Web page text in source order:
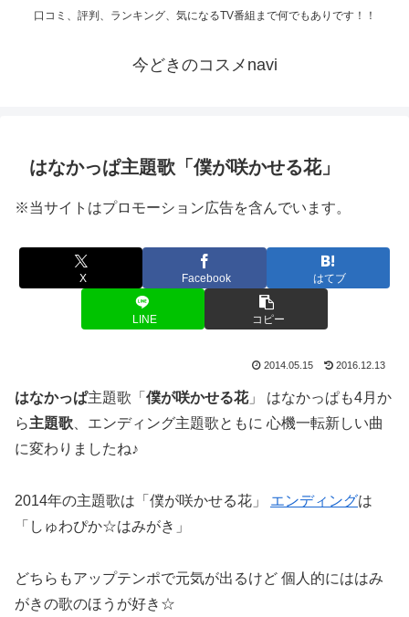
口コミ、評判、ランキング、気になるTV番組まで何でもありです！！
今どきのコスメnavi
はなかっぱ主題歌「僕が咲かせる花」
※当サイトはプロモーション広告を含んでいます。
X Facebook はてブ
LINE コピー
2014.05.15 2016.12.13
はなかっぱ主題歌「 僕が咲かせる花」 はなかっぱも4月か
ら主題歌 、エンディング主題歌ともに 心機一転新しい曲
に変わりましたね♪
2014年の主題歌は「僕が咲かせる花」 エンディングは
「しゅわぴか☆はみがき」
どちらもアップテンポで元気が出るけど 個人的にははみ
がきの歌のほうが好き☆